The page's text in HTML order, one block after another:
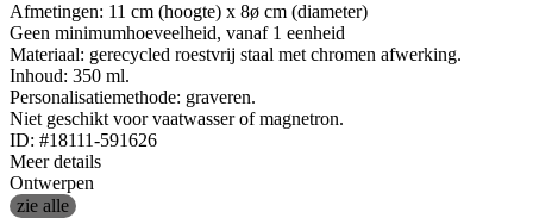
Afmetingen: 11 cm (hoogte) x 8ø cm (diameter)
Geen minimumhoeveelheid, vanaf 1 eenheid
Materiaal: gerecycled roestvrij staal met chromen afwerking.
Inhoud: 350 ml.
Personalisatiemethode: graveren.
Niet geschikt voor vaatwasser of magnetron.
ID: #18111-591626
Meer details
Ontwerpen
zie alle